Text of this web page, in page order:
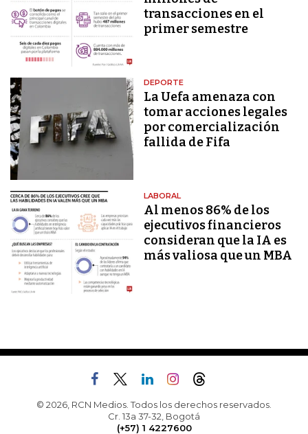
transacciones en el
primer semestre
DEPORTE
La Uefa amenaza con
tomar acciones legales
por comercialización
fallida de Fifa
LABORAL
Al menos 86% de los
ejecutivos financieros
consideran que la IA es
más valiosa que un MBA
© 2026, RCN Medios. Todos los derechos reservados.
Cr. 13a 37-32, Bogotá
(+57) 1 4227600